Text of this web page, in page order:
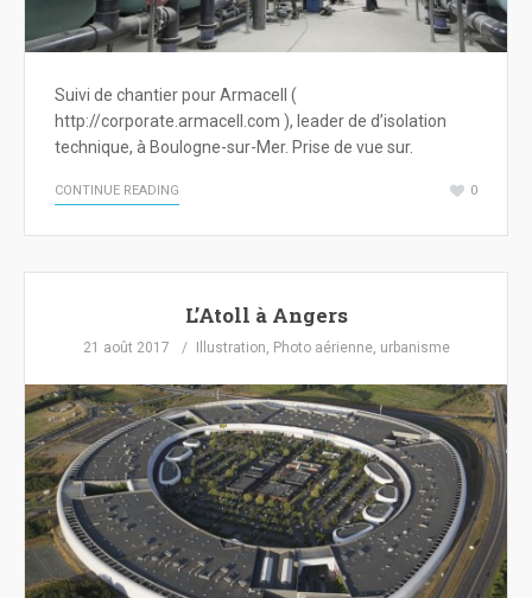
Suivi de chantier pour Armacell (
http://corporate.armacell.com ), leader de d’isolation
technique, à Boulogne-sur-Mer. Prise de vue sur.
CONTINUE READING 0
L’Atoll à Angers
21 août 2017 Illustration, Photo aérienne, urbanisme